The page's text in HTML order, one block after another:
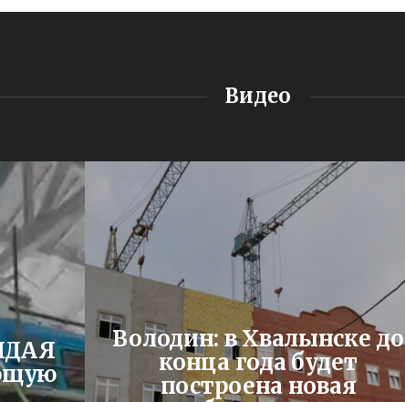
Видео
Володин: в Хвалынске до
конца года будет
построена новая